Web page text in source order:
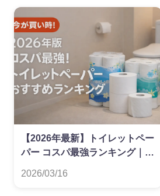
【2026年最新】トイレットペー
パー コスパ最強ランキング｜ダ
2026/03/16